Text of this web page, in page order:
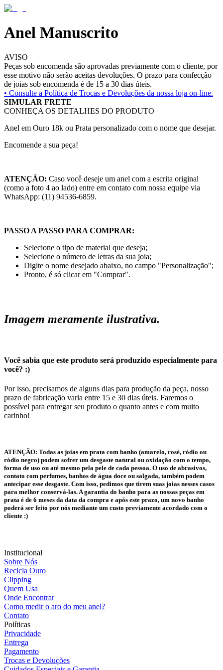
Anel Manuscrito
AVISO
Peças sob encomenda são aprovadas previamente com o cliente, por
esse motivo não serão aceitas devoluções. O prazo para confecção
de joias sob encomenda é de 15 a 30 dias úteis.
• Consulte a Política de Trocas e Devoluções da nossa loja on-line.
SIMULAR FRETE
CONHEÇA OS DETALHES DO PRODUTO
Anel em Ouro 18k ou Prata personalizado com o nome que desejar.
Encomende a sua peça!
ATENÇÃO: Caso você deseje um anel com a escrita original
(como a foto 4 ao lado) entre em contato com nossa equipe via
WhatsApp: (11) 94536-6859.
PASSO A PASSO PARA COMPRAR:
Selecione o tipo de material que deseja;
Selecione o número de letras da sua joia;
Digite o nome desejado abaixo, no campo "Personalização";
Pronto, é só clicar em "Comprar".
Imagem meramente ilustrativa.
Você sabia que este produto será produzido especialmente para
você? :)
Por isso, precisamos de alguns dias para produção da peça, nosso
prazo de fabricação varia entre 15 e 30 dias úteis. Faremos o
possível para entregar seu produto o quanto antes e com muito
carinho!
ATENÇÃO: Todas as joias em prata com banho (amarelo, rosé, ródio ou
ródio negro) podem sofrer um desgaste natural ou oxidação com o tempo,
forma de uso ou até mesmo pela pele de cada pessoa. O uso de abrasivos,
contato com perfumes, banhos de água doce ou salgada, também podem
antecipar esse desgaste. Com isso, pedimos que tirem suas joias nesses casos
para melhor conservá-las. A garantia do banho para as nossas peças em
prata é de 6 meses da data da compra e após este prazo, um novo banho
poderá ser feito por nós mediante um custo previamente acordado com o
cliente :)
Institucional
Sobre Nós
Recicla Ouro
Clipping
Quem Usa
Onde Encontrar
Como medir o aro do meu anel?
Contato
Políticas
Privacidade
Entrega
Pagamento
Trocas e Devoluções